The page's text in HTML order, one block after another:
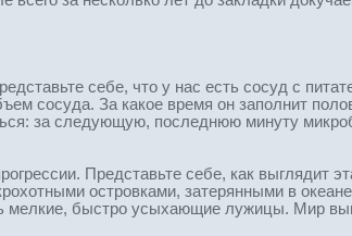
себе, что у нас есть сосуд с
сосуда. За какое время он заполнит
за следующую, последнюю минуту
Представьте себе, как выглядит
островками, затерянными в
мелкие, быстро усыхающие лужицы. Мир